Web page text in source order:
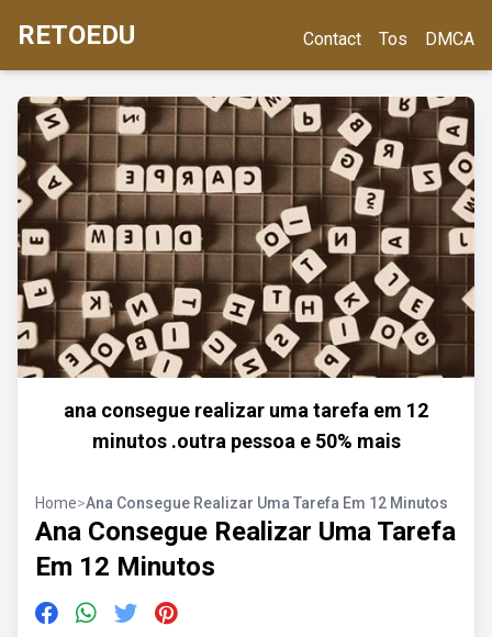
RETOEDU Contact Tos DMCA
ana consegue realizar uma tarefa em 12
minutos .outra pessoa e 50% mais
Home>Ana Consegue Realizar Uma Tarefa Em 12 Minutos
Ana Consegue Realizar Uma Tarefa
Em 12 Minutos